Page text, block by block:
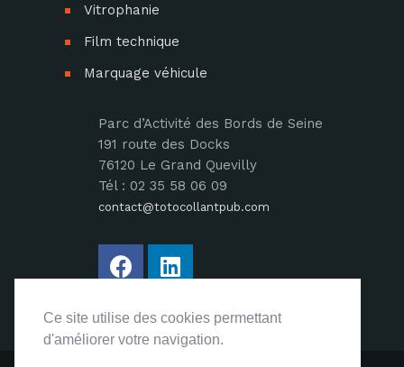
Ce site utilise des cookies permettant
d'améliorer votre navigation.
Ce site utilise des cookies permettant
d'améliorer votre navigation.
Vitrophanie
Film technique
Marquage véhicule
Parc d’Activité des Bords de Seine
191 route des Docks
76120 Le Grand Quevilly
Tél : 02 35 58 06 09
contact@totocollantpub.com